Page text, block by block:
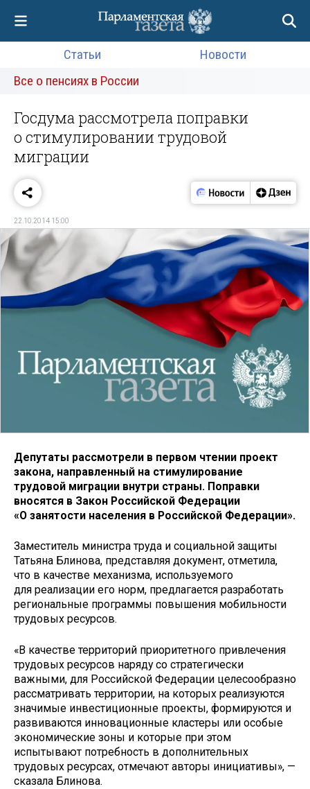
Статьи
Новости
Все о пенсиях в России
Госдума рассмотрела поправки
о стимулировании трудовой
миграции
22.10.2014 15:00
Депутаты рассмотрели в первом чтении проект
закона, направленный на стимулирование
трудовой миграции внутри страны. Поправки
вносятся в Закон Российской Федерации
«О занятости населения в Российской Федерации».
Заместитель министра труда и социальной защиты
Татьяна Блинова, представляя документ, отметила,
что в качестве механизма, используемого
для реализации его норм, предлагается разработать
региональные программы повышения мобильности
трудовых ресурсов.
«В качестве территорий приоритетного привлечения
трудовых ресурсов наряду со стратегически
важными, для Российской Федерации целесообразно
рассматривать территории, на которых реализуются
значимые инвестиционные проекты, формируются и
развиваются инновационные кластеры или особые
экономические зоны и которые при этом
испытывают потребность в дополнительных
трудовых ресурсах, отмечают авторы инициативы», —
сказала Блинова.